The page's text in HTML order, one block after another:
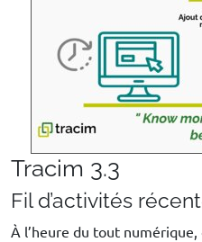
Tracim 3.3
Fil d’activités
À l’heure du tout